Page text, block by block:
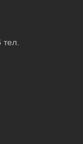
тел.